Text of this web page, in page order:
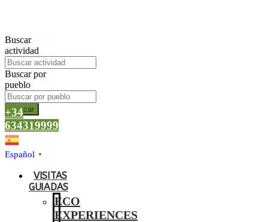
Buscar
actividad
Buscar por
pueblo
Buscar
+34
634319999
Español ▼
VISITAS
GUIADAS
ECO
EXPERIENCES